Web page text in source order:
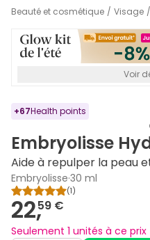
Beauté et cosmétique / Visage /
Voir
+67Health points
Embryolisse
Aide à repulper la peau
Embryolisse·30 ml
(1)
22,59 €
Seulement 1 unités à ce prix